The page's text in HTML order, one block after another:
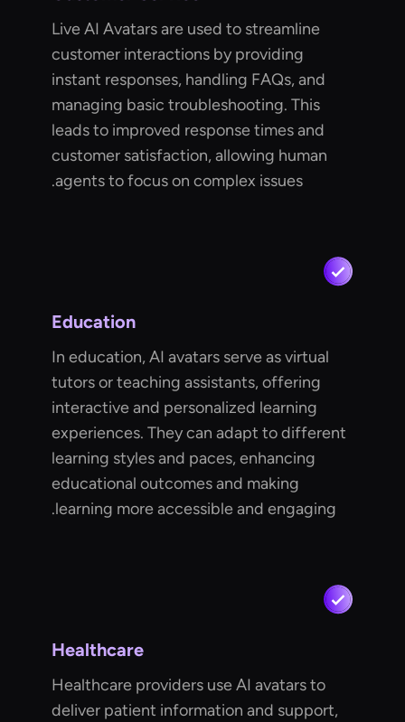
Live AI Avatars are used to streamline
customer interactions by providing
instant responses, handling FAQs, and
managing basic troubleshooting. This
leads to improved response times and
customer satisfaction, allowing human
agents to focus on complex issues.
Education
In education, AI avatars serve as virtual
tutors or teaching assistants, offering
interactive and personalized learning
experiences. They can adapt to different
learning styles and paces, enhancing
educational outcomes and making
learning more accessible and engaging.
Healthcare
Healthcare providers use AI avatars to
deliver patient information and support,